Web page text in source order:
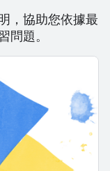
，協助您依據最
問題。